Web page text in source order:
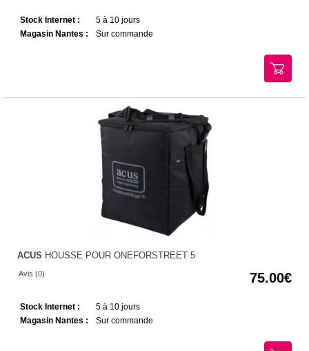
Stock Internet :
5 à 10 jours
Magasin Nantes :
Sur commande
ACUS HOUSSE POUR ONEFORSTREET 5
Avis (0) 75.00
Stock Internet :
5 à 10 jours
Magasin Nantes :
Sur commande